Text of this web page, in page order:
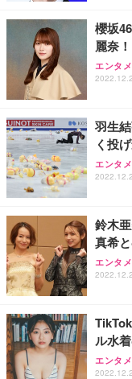
櫻坂
麗奈！
エンタメ
羽生
く投
エンタメ
鈴木
真希
エンタメ
ル水
エンタメ